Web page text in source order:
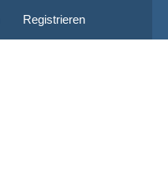
Registrieren